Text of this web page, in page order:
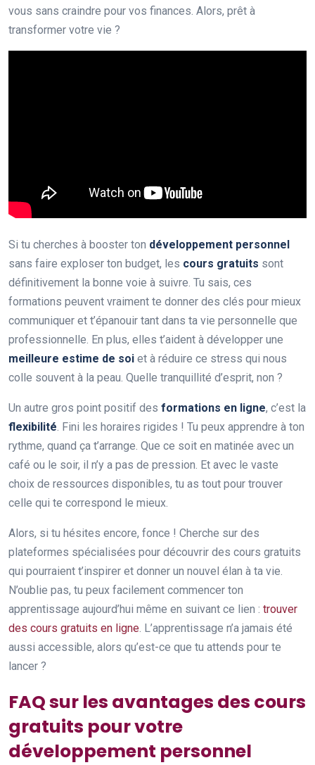
vous sans craindre pour vos finances. Alors, prêt à
transformer votre vie ?
Si tu cherches à booster ton développement personnel
sans faire exploser ton budget, les cours gratuits sont
définitivement la bonne voie à suivre. Tu sais, ces
formations peuvent vraiment te donner des clés pour mieux
communiquer et t’épanouir tant dans ta vie personnelle que
professionnelle. En plus, elles t’aident à développer une
meilleure estime de soi et à réduire ce stress qui nous
colle souvent à la peau. Quelle tranquillité d’esprit, non ?
Un autre gros point positif des formations en ligne, c’est la
flexibilité. Fini les horaires rigides ! Tu peux apprendre à ton
rythme, quand ça t’arrange. Que ce soit en matinée avec un
café ou le soir, il n’y a pas de pression. Et avec le vaste
choix de ressources disponibles, tu as tout pour trouver
celle qui te correspond le mieux.
Alors, si tu hésites encore, fonce ! Cherche sur des
plateformes spécialisées pour découvrir des cours gratuits
qui pourraient t’inspirer et donner un nouvel élan à ta vie.
N’oublie pas, tu peux facilement commencer ton
apprentissage aujourd’hui même en suivant ce lien : trouver
des cours gratuits en ligne. L’apprentissage n’a jamais été
aussi accessible, alors qu’est-ce que tu attends pour te
lancer ?
FAQ sur les avantages des cours
gratuits pour votre
développement personnel